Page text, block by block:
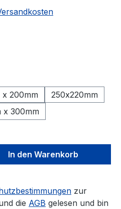
von 5 von 5 Sternen
x 200mm
250x220mm
x 300mm
den
In den Warenkorb
zur
die AGB gelesen und bin